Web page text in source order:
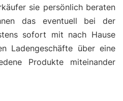
sie persönlich beraten
das eventuell bei der
sofort mit nach Hause
Ladengeschäfte über eine
Produkte miteinander